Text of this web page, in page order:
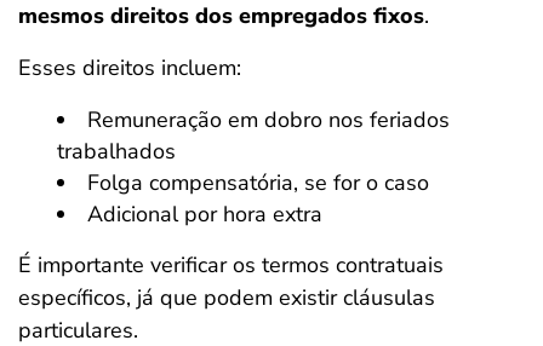
mesmos direitos dos empregados fixos.
Esses direitos incluem:
Remuneração em dobro nos feriados
trabalhados
Folga compensatória, se for o caso
Adicional por hora extra
É importante verificar os termos contratuais
específicos, já que podem existir cláusulas
particulares.